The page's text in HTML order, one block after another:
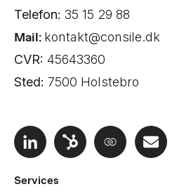
Telefon: 35 15 29 88
Mail: kontakt@consile.dk
CVR: 45643360
Sted: 7500 Holstebro
Services